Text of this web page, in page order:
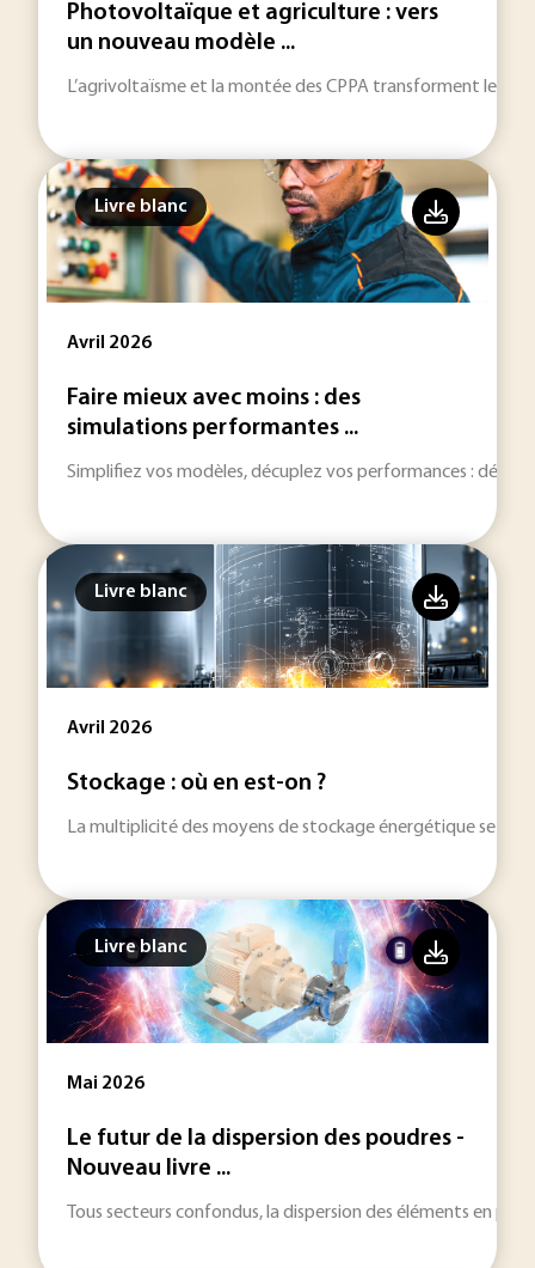
Photovoltaïque et agriculture : vers
un nouveau modèle ...
L’agrivoltaïsme et la montée des CPPA transforment les
Livre blanc
Avril 2026
Faire mieux avec moins : des
simulations performantes ...
Simplifiez vos modèles, décuplez vos performances :
Livre blanc
Avril 2026
Stockage : où en est-on ?
La multiplicité des moyens de stockage énergétique se
Livre blanc
Mai 2026
Le futur de la dispersion des poudres -
Nouveau livre ...
Tous secteurs confondus, la dispersion des éléments en